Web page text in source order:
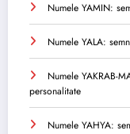
Numele YAMIN:
Numele YALA:
Numele YAKRAB-
personalitate
Numele YAHYA: